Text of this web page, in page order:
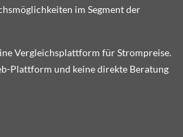
im Segment der
Vergleichsplattform für Strompreise.
Plattform und keine direkte Beratung